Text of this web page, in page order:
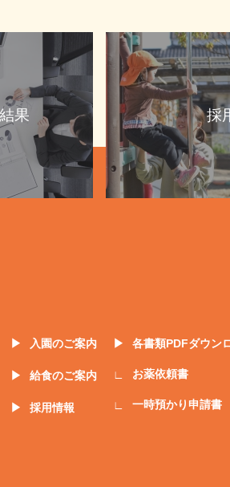
果 採
入園のご案内
給食のご案内
採用情報
各書類PDFダウン
お薬依頼書
一時預かり申請書